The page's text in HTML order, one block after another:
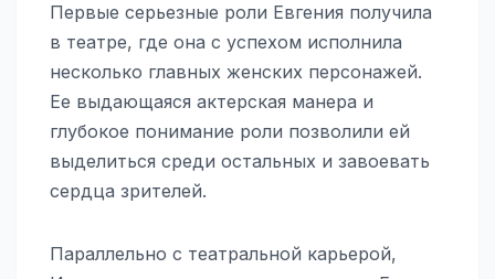
Первые серьезные роли Евгения получила
в театре, где она с успехом исполнила
несколько главных женских персонажей.
Ее выдающаяся актерская манера и
глубокое понимание роли позволили ей
выделиться среди остальных и завоевать
сердца зрителей.
Параллельно с театральной карьерой,